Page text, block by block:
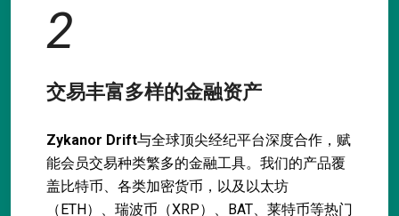
2
交易丰富多样的金融资产
Zykanor Drift与全球顶尖经纪平台深度合作，赋
能会员交易种类繁多的金融工具。我们的产品覆
盖比特币、各类加密货币，以及以太坊
（ETH）、瑞波币（XRP）、BAT、莱特币等热门